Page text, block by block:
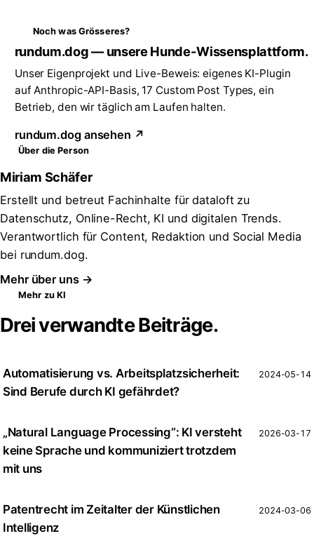
Noch was Grösseres?
rundum.dog — unsere Hunde-Wissensplattform.
Unser Eigenprojekt und Live-Beweis: eigenes KI-Plugin
auf Anthropic-API-Basis, 17 Custom Post Types, ein
Betrieb, den wir täglich am Laufen halten.
rundum.dog ansehen ↗
Über die Person
Miriam Schäfer
Erstellt und betreut Fachinhalte für dataloft zu
Datenschutz, Online-Recht, KI und digitalen Trends.
Verantwortlich für Content, Redaktion und Social Media
bei rundum.dog.
Mehr über uns →
Mehr zu KI
Drei verwandte Beiträge.
Automatisierung vs. Arbeitsplatzsicherheit:
Sind Berufe durch KI gefährdet?
2024-05-14
„Natural Language Processing“: KI versteht
keine Sprache und kommuniziert trotzdem
mit uns
2026-03-17
Patentrecht im Zeitalter der Künstlichen
Intelligenz
2024-03-06